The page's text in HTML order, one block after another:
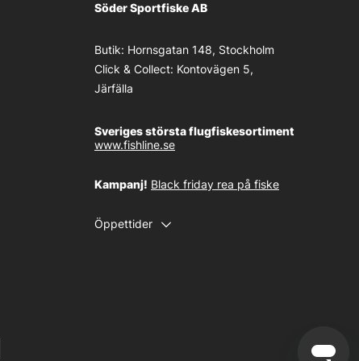
Söder Sportfiske AB
Butik: Hornsgatan 148, Stockholm
Click & Collect: Kontovägen 5,
Järfälla
Sveriges största flugfiskesortiment
www.fishline.se
Kampanj! Black friday rea på fiske
Öppettider